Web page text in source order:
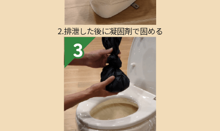
2.排泄した後に凝固剤で固める